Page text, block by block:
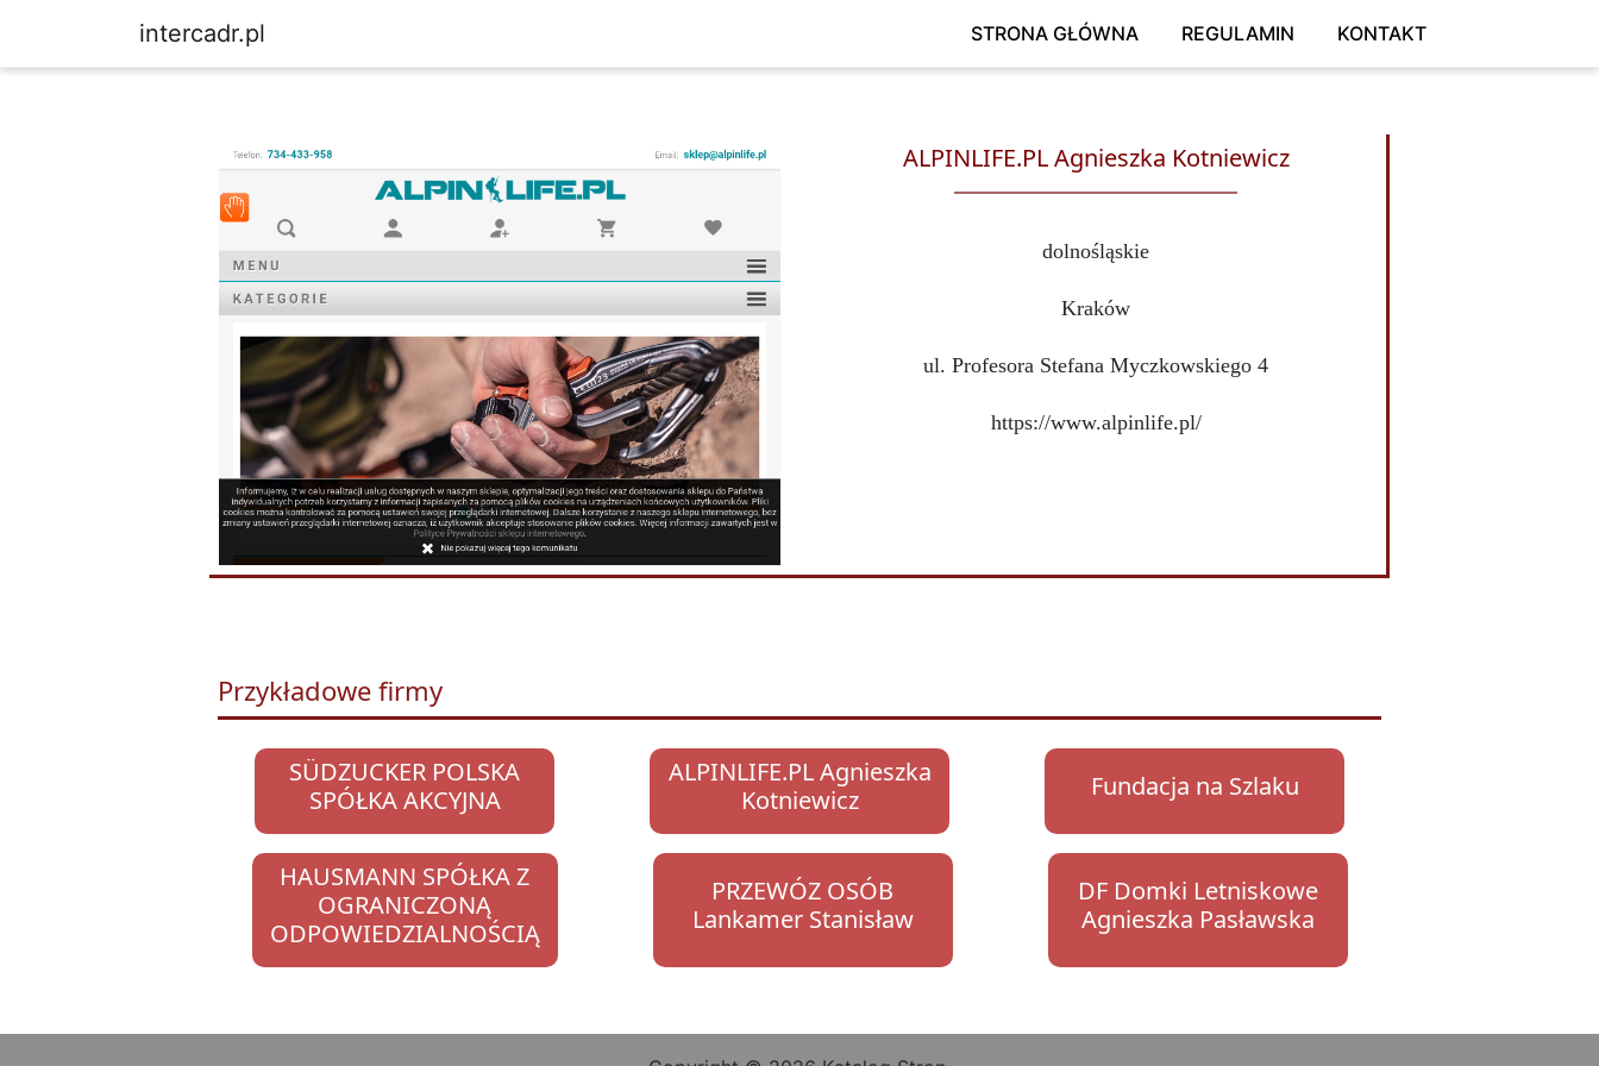
intercadr.pl STRONA GŁÓWNA REGULAMIN KONTAKT
ALPINLIFE.PL Agnieszka Kotniewicz
dolnośląskie
Kraków
ul. Profesora Stefana Myczkowskiego 4
https://www.alpinlife.pl/
Przykładowe firmy
SÜDZUCKER POLSKA
SPÓŁKA AKCYJNA
ALPINLIFE.PL Agnieszka
Kotniewicz
Fundacja na Szlaku
HAUSMANN SPÓŁKA Z
OGRANICZONĄ
ODPOWIEDZIALNOŚCIĄ
PRZEWÓZ OSÓB
Lankamer Stanisław
DF Domki Letniskowe
Agnieszka Pasławska